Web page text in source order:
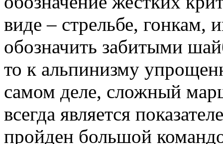
виде – стрельбе, гонкам,
обозначить забитыми
то к альпинизму
самом деле, сложный
всегда является
пройден большой